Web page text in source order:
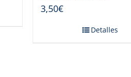
3,50€
Detalles